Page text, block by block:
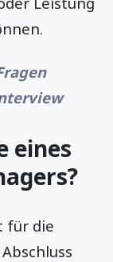
eines
für die